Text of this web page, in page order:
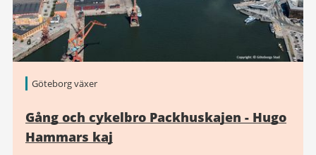
Göteborg växer
Gång och cykelbro Packhuskajen - Hugo
Hammars kaj